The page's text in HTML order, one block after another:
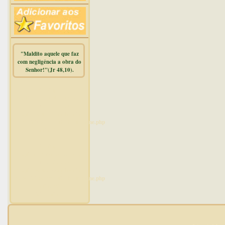
"Maldito aquele que faz
com negligência a obra do
Senhor!"(Jr 48,10).
/home/dicionar/public_html/online.php
/home/dicionar/public_html/online.php